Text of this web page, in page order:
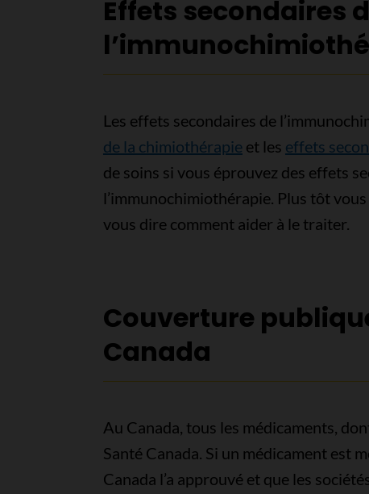
Effets secondaires
Les effets secondaires de
de la chimiothérapieet les effets
de soins si vous éprouvez des effets
l’immunochimiothérapie. Plus tôt
vous dire comment aider à le traiter.
Couverture
Canada
Au Canada, tous les médicaments,
Santé Canada. Si un médicament est
Canada l’a approuvé et que les